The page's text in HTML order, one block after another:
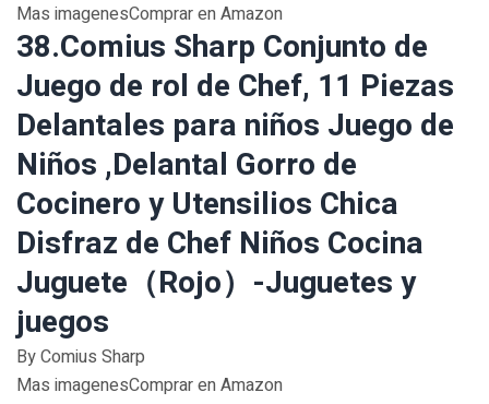
Mas imagenesComprar en Amazon
38.Comius Sharp Conjunto de
Juego de rol de Chef, 11 Piezas
Delantales para niños Juego de
Niños ,Delantal Gorro de
Cocinero y Utensilios Chica
Disfraz de Chef Niños Cocina
Juguete（Rojo）-Juguetes y
juegos
By Comius Sharp
Mas imagenesComprar en Amazon